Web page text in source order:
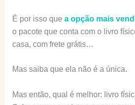
É por isso que a opção mais
o pacote que conta com o livro
casa, com frete grátis…
Mas saiba que ela não é a única.
Mas então, qual é melhor: livro